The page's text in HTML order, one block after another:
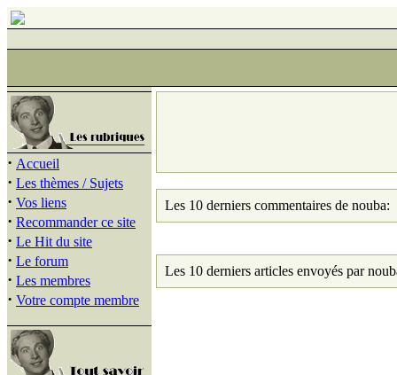
· Accueil
· Les thèmes / Sujets
· Vos liens
· Recommander ce site
· Le Hit du site
· Le forum
· Les membres
· Votre compte membre
Les 10 derniers commentaires de nouba:
Les 10 derniers articles envoyés par